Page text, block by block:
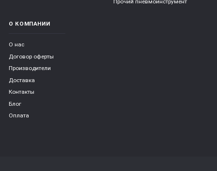
Прочий пневмоинструмент
О КОМПАНИИ
О нас
Договор оферты
Производители
Доставка
Контакты
Блог
Оплата